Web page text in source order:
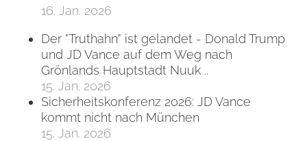
16. Jan. 2026
Der "Truthahn" ist gelandet - Donald Trump
und JD Vance auf dem Weg nach
Grönlands Hauptstadt Nuuk ..
15. Jan. 2026
Sicherheitskonferenz 2026: JD Vance
kommt nicht nach München
15. Jan. 2026